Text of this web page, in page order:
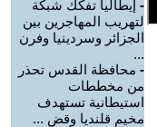
- إيطاليا تفكك شبكة
لتهريب المهاجرين بين
الجزائر وسردينيا وفرن
...
- محافظة القدس تحذر
من مخططات
استيطانية تستهدف
مخيم قلنديا وقض ...